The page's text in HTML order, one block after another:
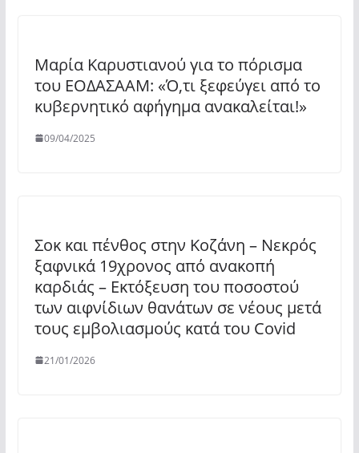
Μαρία Καρυστιανού για το πόρισμα
του ΕΟΔΑΣΑΑΜ: «Ό,τι ξεφεύγει από το
κυβερνητικό αφήγημα ανακαλείται!»
09/04/2025
Σοκ και πένθος στην Κοζάνη – Νεκρός
ξαφνικά 19χρονος από ανακοπή
καρδιάς – Εκτόξευση του ποσοστού
των αιφνίδιων θανάτων σε νέους μετά
τους εμβολιασμούς κατά του Covid
21/01/2026